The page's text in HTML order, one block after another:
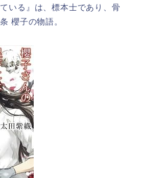
いる』は、標本士であり、骨
櫻子の物語。